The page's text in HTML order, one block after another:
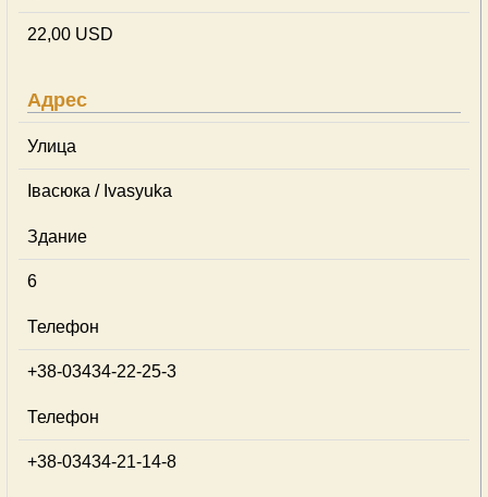
22,00 USD
Адрес
Улица
Івасюка / Ivasyuka
Здание
6
Телефон
+38-03434-22-25-3
Телефон
+38-03434-21-14-8